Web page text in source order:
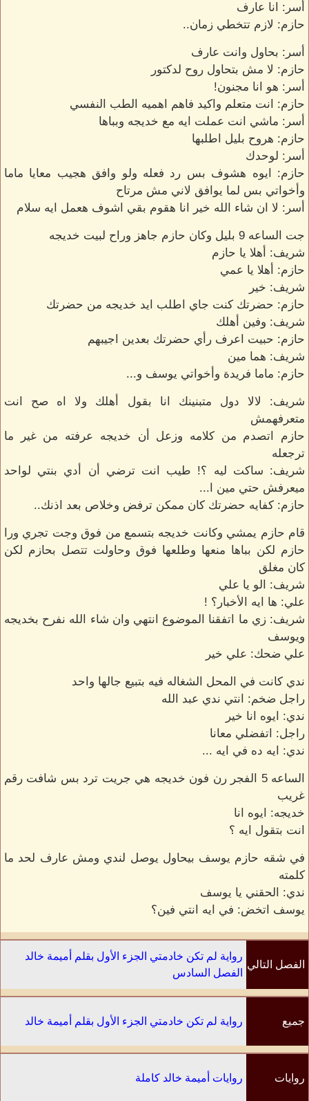
أسر: انا عارف
حازم: لازم تتخطي زمان..
أسر: بحاول وانت عارف
حازم: لا مش بتحاول روح لدكتور
أسر: هو انا مجنون!
حازم: انت متعلم واكيد فاهم اهميه الطب النفسي
أسر: ماشي انت عملت ايه مع خديجه وبباها
حازم: هروح بليل اطلبها
أسر: لوحدك
حازم: ايوه هشوف بس رد فعله ولو وافق هجيب معايا ماما
وأخواتي بس لما يوافق لاني مش مرتاح
أسر: لا ان شاء الله خير انا هقوم بقي اشوف هعمل ايه سلام
جت الساعه 9 بليل وكان حازم جاهز وراح لبيت خديجه
شريف: أهلا يا حازم
حازم: أهلا يا عمي
شريف: خير
حازم: حضرتك كنت جاي اطلب ايد خديجه من حضرتك
شريف: وفين أهلك
حازم: حبيت اعرف رأي حضرتك بعدين اجيبهم
شريف: هما مين
حازم: ماما فريدة وأخواتي يوسف و...
شريف: لالا دول متبنينك انا بقول أهلك ولا اه صح انت
متعرفهمش
حازم اتصدم من كلامه وزعل أن خديجه عرفته من غير ما
ترجعله
شريف: ساكت ليه ؟! طيب انت ترضي أن أدي بنتي لواحد
ميعرفش حتي مين ا...
حازم: كفايه حضرتك كان ممكن ترفض وخلاص بعد اذنك..
قام حازم يمشي وكانت خديجه بتسمع من فوق وجت تجري ورا
حازم لكن بباها منعها وطلعها فوق وحاولت تتصل بحازم لكن
كان مغلق
شريف: الو يا علي
علي: ها ايه الأخبار؟ !
شريف: زي ما اتفقنا الموضوع انتهي وان شاء الله نفرح بخديجه
ويوسف
علي ضحك: علي خير
ندي كانت في المحل الشغاله فيه بتبيع جالها واحد
راجل ضخم: انتي ندي عبد الله
ندي: ايوه انا خير
راجل: اتفضلي معانا
ندي: ايه ده في ايه ...
الساعه 5 الفجر رن فون خديجه هي جريت ترد بس شافت رقم
غريب
خديجه: ايوه انا
انت بتقول ايه ؟
في شقه حازم يوسف بيحاول يوصل لندي ومش عارف لحد ما
كلمته
ندي: الحقني يا يوسف
يوسف اتخض: في ايه انتي فين؟
الفصل التالي
رواية لم تكن خادمتي الجزء الأول بقلم أميمة خالد
الفصل السادس
جميع رواية لم تكن خادمتي الجزء الأول بقلم أميمة خالد
روايات روايات أميمة خالد كاملة